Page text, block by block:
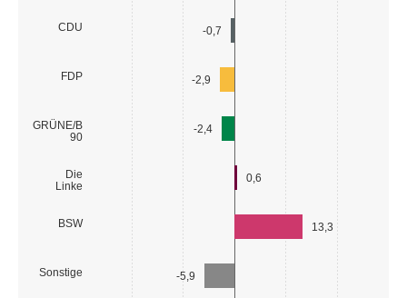
CDU
FDP
GRÜNE/B
90
Die
Linke
BSW
Sonstige
-0,7
-2,9
-2,4
0,6
13,3
-5,9